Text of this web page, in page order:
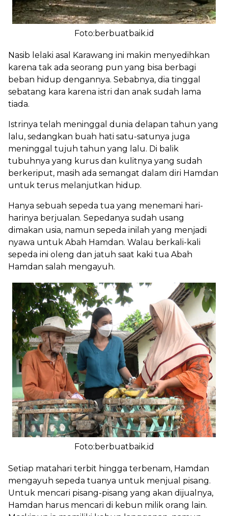
Foto:berbuatbaik.id
Nasib lelaki asal Karawang ini makin menyedihkan
karena tak ada seorang pun yang bisa berbagi
beban hidup dengannya. Sebabnya, dia tinggal
sebatang kara karena istri dan anak sudah lama
tiada.
Istrinya telah meninggal dunia delapan tahun yang
lalu, sedangkan buah hati satu-satunya juga
meninggal tujuh tahun yang lalu. Di balik
tubuhnya yang kurus dan kulitnya yang sudah
berkeriput, masih ada semangat dalam diri Hamdan
untuk terus melanjutkan hidup.
Hanya sebuah sepeda tua yang menemani hari-
harinya berjualan. Sepedanya sudah usang
dimakan usia, namun sepeda inilah yang menjadi
nyawa untuk Abah Hamdan. Walau berkali-kali
sepeda ini oleng dan jatuh saat kaki tua Abah
Hamdan salah mengayuh.
Foto:berbuatbaik.id
Setiap matahari terbit hingga terbenam, Hamdan
mengayuh sepeda tuanya untuk menjual pisang.
Untuk mencari pisang-pisang yang akan dijualnya,
Hamdan harus mencari di kebun milik orang lain.